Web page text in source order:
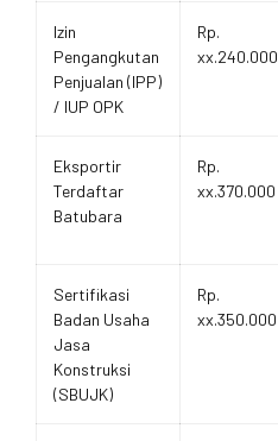
Izin
Pengangkutan
Penjualan (IPP)
/ IUP OPK
Rp.
xx.240.000
Eksportir
Terdaftar
Batubara
Rp.
xx.370.000
Sertifikasi
Badan Usaha
Jasa
Konstruksi
(SBUJK)
Rp.
xx.350.000